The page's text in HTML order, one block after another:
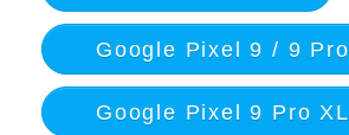
Google Pixel 9 / 9 Pro
Google Pixel 9 Pro XL